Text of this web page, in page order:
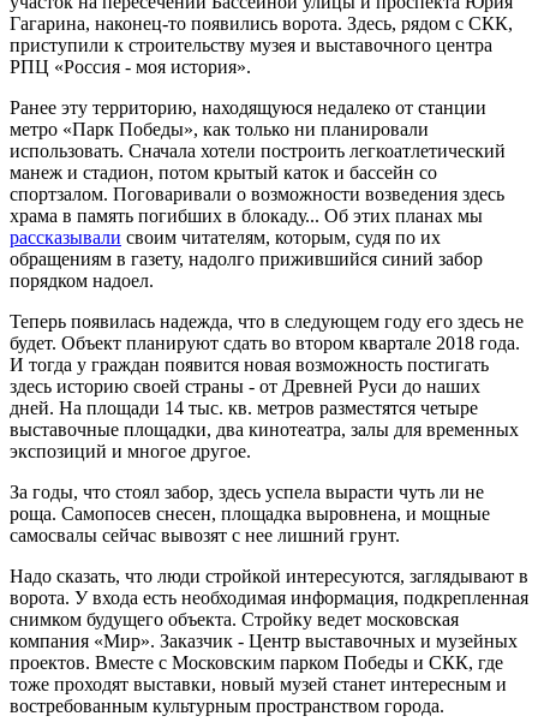
Гагарина, наконец-то появились ворота. Здесь, рядом с СКК,
приступили к строительству музея и выставочного центра
РПЦ «Россия - моя история».
Ранее эту территорию, находящуюся недалеко от станции
метро «Парк Победы», как только ни планировали
использовать. Сначала хотели построить легкоатлетический
манеж и стадион, потом крытый каток и бассейн со
спортзалом. Поговаривали о возможности возведения здесь
храма в память погибших в блокаду... Об этих планах мы
рассказывали своим читателям, которым, судя по их
обращениям в газету, надолго прижившийся синий забор
порядком надоел.
Теперь появилась надежда, что в следующем году его здесь не
будет. Объект планируют сдать во втором квартале 2018 года.
И тогда у граждан появится новая возможность постигать
здесь историю своей страны - от Древней Руси до наших
дней. На площади 14 тыс. кв. метров разместятся четыре
выставочные площадки, два кинотеатра, залы для временных
экспозиций и многое другое.
За годы, что стоял забор, здесь успела вырасти чуть ли не
роща. Самопосев снесен, площадка выровнена, и мощные
самосвалы сейчас вывозят с нее лишний грунт.
Надо сказать, что люди стройкой интересуются, заглядывают в
ворота. У входа есть необходимая информация, подкрепленная
снимком будущего объекта. Стройку ведет московская
компания «Мир». Заказчик - Центр выставочных и музейных
проектов. Вместе с Московским парком Победы и СКК, где
тоже проходят выставки, новый музей станет интересным и
востребованным культурным пространством города.